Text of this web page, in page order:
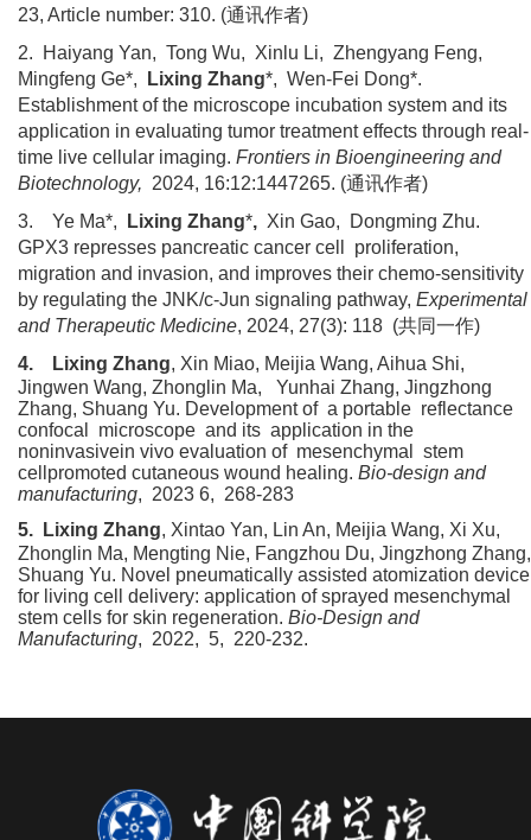
23, Article number: 310. (通讯作者)
2.
Haiyang Yan, Tong Wu, Xinlu Li, Zhengyang Feng,
Mingfeng Ge*, Lixing Zhang*, Wen-Fei Dong*.
Establishment of the microscope incubation system and its
application in evaluating tumor treatment effects through real-
time live cellular imaging. Frontiers in Bioengineering and
Biotechnology, 2024, 16:12:1447265. (通讯作者)
3.
Ye Ma*, Lixing Zhang*, Xin Gao, Dongming Zhu.
GPX3 represses pancreatic cancer cell
proliferation,
migration and invasion, and improves their chemo-sensitivity
by regulating the JNK/c-Jun signaling pathway, Experimental
and Therapeutic Medicine, 2024, 27(3): 118 (共同一作)
4.
Lixing Zhang, Xin Miao, Meijia Wang, Aihua Shi,
Jingwen Wang, Zhonglin Ma, Yunhai Zhang, Jingzhong
Zhang, Shuang Yu. Development of a portable reflectance
confocal
microscope and its application in the
noninvasivein vivo evaluation of mesenchymal
stem
cellpromoted cutaneous wound healing. Bio-design and
manufacturing, 2023 6, 268-283
5.
Lixing Zhang, Xintao Yan, Lin An, Meijia Wang, Xi Xu,
Zhonglin Ma, Mengting Nie, Fangzhou Du, Jingzhong Zhang,
Shuang Yu. Novel pneumatically assisted atomization device
for living cell delivery: application of sprayed mesenchymal
stem cells for skin regeneration. Bio-Design and
Manufacturing, 2022, 5, 220-232.